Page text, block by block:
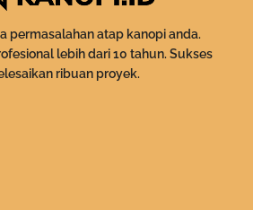
permasalahan atap kanopi anda.
lebih dari 10 tahun. Sukses
ribuan proyek.